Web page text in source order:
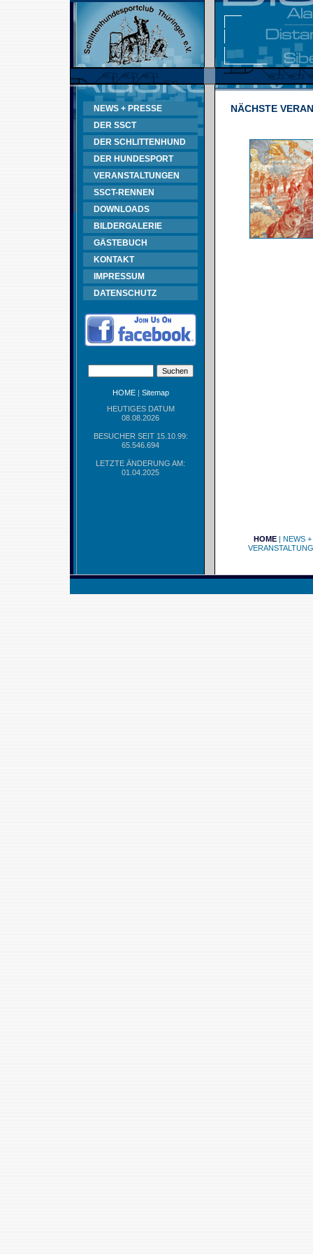
NEWS + PRESSE
DER SSCT
DER SCHLITTENHUND
DER HUNDESPORT
VERANSTALTUNGEN
SSCT-RENNEN
DOWNLOADS
BILDERGALERIE
GÄSTEBUCH
KONTAKT
IMPRESSUM
DATENSCHUTZ
HOME| Sitemap
HEUTIGES DATUM
08.08.2026
BESUCHER SEIT 15.10.99:
65.546.694
LETZTE ÄNDERUNG AM:
01.04.2025
NÄCHSTE
HOME| NEWS